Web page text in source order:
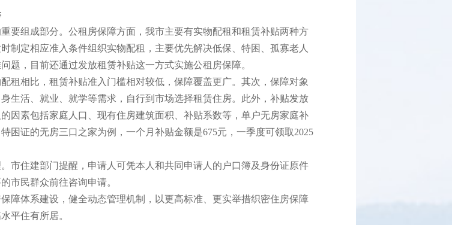
组成部分。公租房保障方面，我市主要有实物配租和租赁补贴两种方
制定相应准入条件组织实物配租，主要优先解决低保、特困、孤寡老人
题，目前还通过发放租赁补贴这一方式实施公租房保障。
相比，租赁补贴准入门槛相对较低，保障覆盖更广。其次，保障对象
生活、就业、就学等需求，自行到市场选择租赁住房。此外，补贴发放
因素包括家庭人口、现有住房建筑面积、补贴系数等，单户无房家庭补
困证的无房三口之家为例，一个月补贴金额是675元，一季度可领取2025
住建部门提醒，申请人可凭本人和共同申请人的户口簿及身份证原件
市民群众前往咨询申请。
体系建设，健全动态管理机制，以更高标准、更实举措织密住房保障
平住有所居。